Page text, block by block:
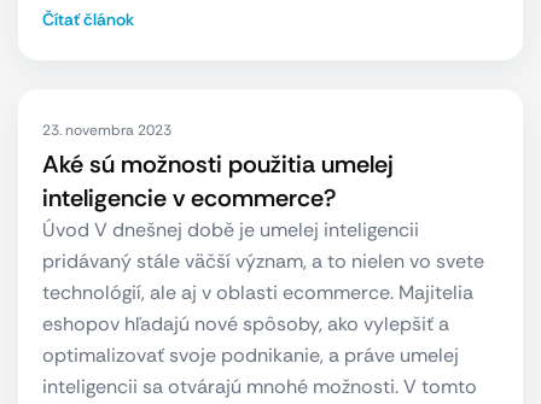
Čítať článok
23. novembra 2023
Aké sú možnosti použitia umelej
inteligencie v ecommerce?
Úvod V dnešnej době je umelej inteligencii
pridávaný stále väčší význam, a to nielen vo svete
technológií, ale aj v oblasti ecommerce. Majitelia
eshopov hľadajú nové spôsoby, ako vylepšiť a
optimalizovať svoje podnikanie, a práve umelej
inteligencii sa otvárajú mnohé možnosti. V tomto